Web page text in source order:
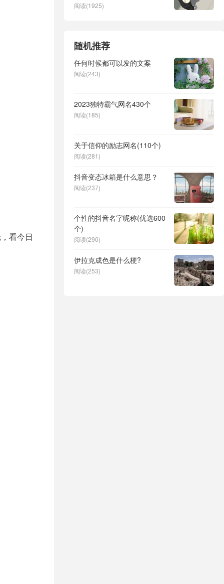
看今日
阅读(1925)
随机推荐
任何时候都可以发的文案
阅读(243)
2023独特霸气网名430个
阅读(185)
关于信仰的励志网名(110个)
阅读(281)
抖音变态冰箱是什么意思？
阅读(237)
个性的抖音名字昵称(优选600
个)
阅读(290)
伊拉克成色是什么梗?
阅读(253)